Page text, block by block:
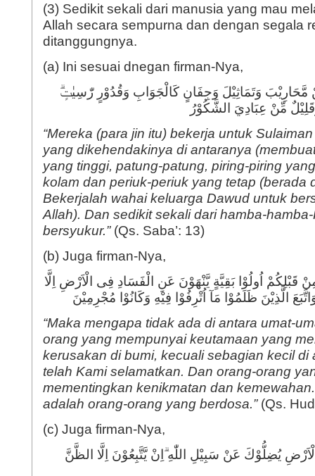
(3) Sedikit sekali dari manusia yang mau
Allah secara sempurna dan dengan segala
ditanggungnya.
(a) Ini sesuai dnegan firman-Nya,
مَّحَارِيْبَ وَتَمَاثِيْلَ وَجِفَانٍ كَالْجَوَابِ وَقُدُوْرٍ رّٰسِيٰتٍۗ
مِّنْ عِبَادِيَ الشَّكُوْرُ
“Mereka (para jin itu) bekerja untuk
yang dikehendakinya di antaranya
yang tinggi, patung-patung, piring-piring
kolam dan periuk-periuk yang tetap (berada
Bekerjalah wahai keluarga Dawud untuk
Allah). Dan sedikit sekali dari hamba-
bersyukur.”(Qs. Saba’: 13)
(b) Juga firman-Nya,
قَبْلِكُمْ اُولُوْا بَقِيَّةٍ يَّنْهَوْنَ عَنِ الْفَسَادِ فِى الْاَرْضِ اِلَّا
الَّذِيْنَ ظَلَمُوْا مَآ اُتْرِفُوْا فِيْهِ وَكَانُوْا مُجْرِمِيْنَ
“Maka mengapa tidak ada di antara umat-
orang yang mempunyai keutamaan yang
kerusakan di bumi, kecuali sebagian kecil di
telah Kami selamatkan. Dan orang-orang
mementingkan kenikmatan dan
adalah orang-orang yang berdosa.”(Qs.
(c) Juga firman-Nya,
يُضِلُّوْكَ عَنْ سَبِيْلِ اللّٰهِ ۗاِنْ يَّتَّبِعُوْنَ اِلَّا الظَّنَّ